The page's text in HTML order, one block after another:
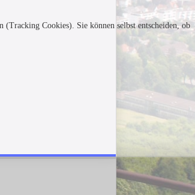
(Tracking Cookies). Sie können selbst entscheiden, ob